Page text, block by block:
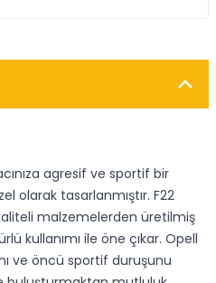
agresif ve sportif bir
olarak tasarlanmıştır. F22
kaliteli malzemelerden üretilmiş
kullanımı ile öne çıkar. Opell
ve öncü sportif duruşunu